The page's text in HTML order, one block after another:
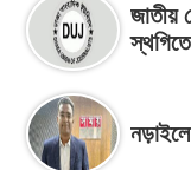
জাতীয়